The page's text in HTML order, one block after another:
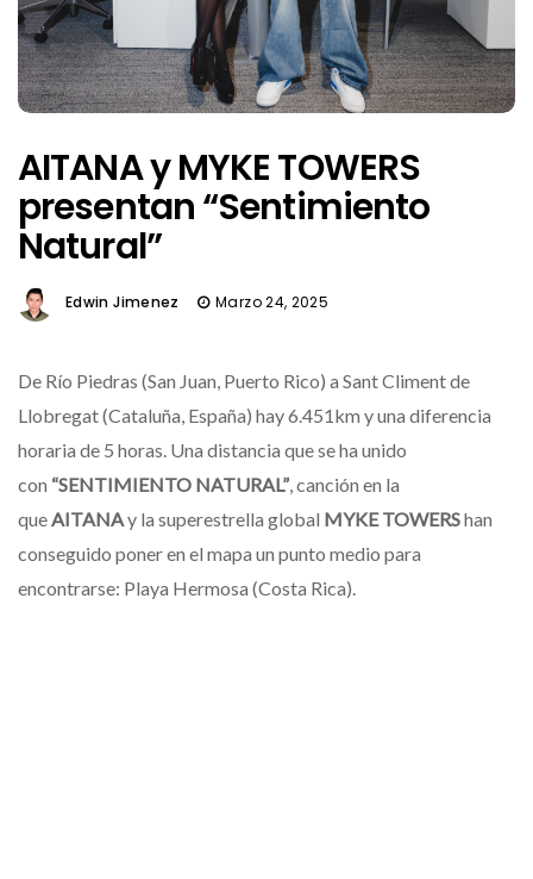
AITANA y MYKE TOWERS
presentan “Sentimiento
Natural”
Edwin Jimenez Marzo 24, 2025
De Río Piedras (San Juan, Puerto Rico) a Sant Climent de
Llobregat (Cataluña, España) hay 6.451km y una diferencia
horaria de 5 horas. Una distancia que se ha unido
con “SENTIMIENTO NATURAL”, canción en la
queAITANAy la superestrella global MYKE TOWERShan
conseguido poner en el mapa un punto medio para
encontrarse: Playa Hermosa (Costa Rica).